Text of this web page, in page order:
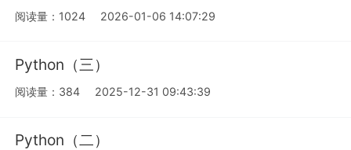
阅读量：1024 2026-01-06 14:07:29
Python（三）
阅读量：384 2025-12-31 09:43:39
Python（二）